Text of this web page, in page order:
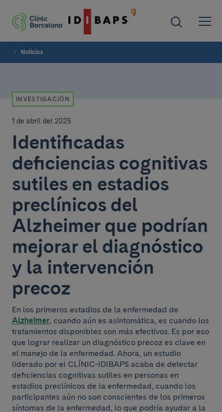
Noticias
INVESTIGACIÓN
1 de abril del 2025
Identificadas
deficiencias cognitivas
sutiles en estadios
preclínicos del
Alzheimer que podrían
mejorar el diagnóstico
y la intervención
precoz
En los primeros estadios de la enfermedad de
Alzheimer, cuando aún es asintomática, es cuando los
tratamientos disponibles son más efectivos. Es por eso
que lograr realizar un diagnóstico precoz es clave en
el manejo de la enfermedad. Ahora, un estudio
liderado por el CLÍNIC-IDIBAPS acaba de detectar
deficiencias cognitivas sutiles en personas en
estadios preclínicos de la enfermedad, cuando los
participantes aún no son conscientes de los primeros
síntomas de la enfermedad, lo que podría ayudar a la